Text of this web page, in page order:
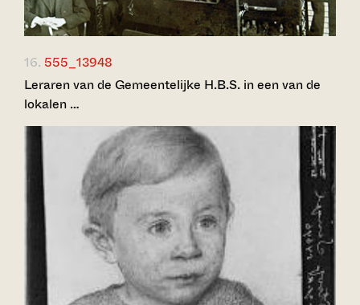
16. 555_13948
Leraren van de Gemeentelijke H.B.S. in een van de
lokalen …